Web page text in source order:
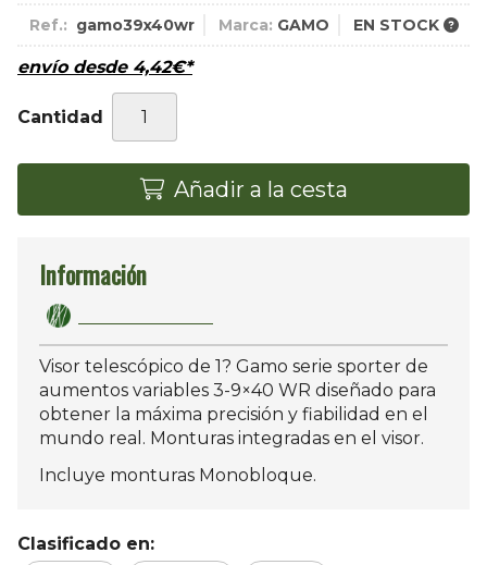
Ref.: gamo39x40wr Marca: GAMO EN STOCK
envío desde 4,42€*
Cantidad
Añadir a la cesta
Información
Visor telescópico de 1? Gamo serie sporter de
aumentos variables 3-9×40 WR diseñado para
obtener la máxima precisión y fiabilidad en el
mundo real. Monturas integradas en el visor.
Incluye monturas Monobloque.
Clasificado en: